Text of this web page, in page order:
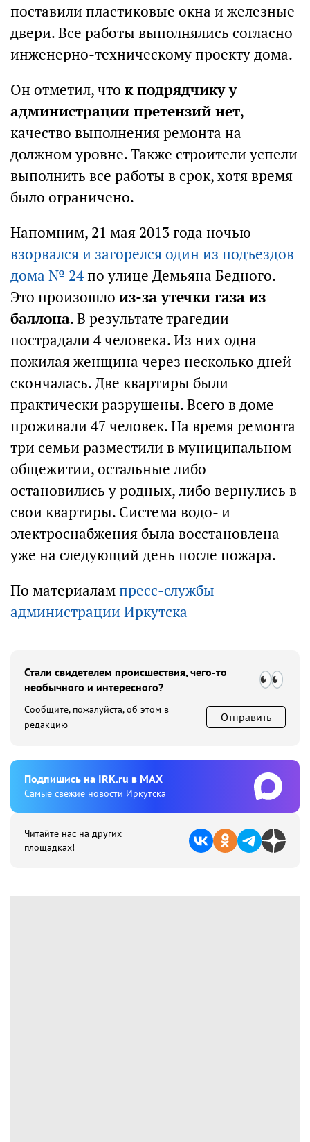
поставили пластиковые окна и железные
двери. Все работы выполнялись согласно
инженерно-техническому проекту дома.
Он отметил, что к подрядчику у
администрации претензий нет,
качество выполнения ремонта на
должном уровне. Также строители успели
выполнить все работы в срок, хотя время
было ограничено.
Напомним, 21 мая 2013 года ночью
взорвался и загорелся один из подъездов
дома № 24по улице Демьяна Бедного.
Это произошло из-за утечки газа из
баллона. В результате трагедии
пострадали 4 человека. Из них одна
пожилая женщина через несколько дней
скончалась. Две квартиры были
практически разрушены. Всего в доме
проживали 47 человек. На время ремонта
три семьи разместили в муниципальном
общежитии, остальные либо
остановились у родных, либо вернулись в
свои квартиры. Система водо- и
электроснабжения была восстановлена
уже на следующий день после пожара.
По материалампресс-службы
администрации Иркутска
Стали свидетелем происшествия, чего-то
необычного и интересного?
Сообщите, пожалуйста, об этом в
редакцию
Отправить
Подпишиcь на IRK.ru в MAX
Cамые свежие новости Иркутска
Читайте нас на других
площадках!